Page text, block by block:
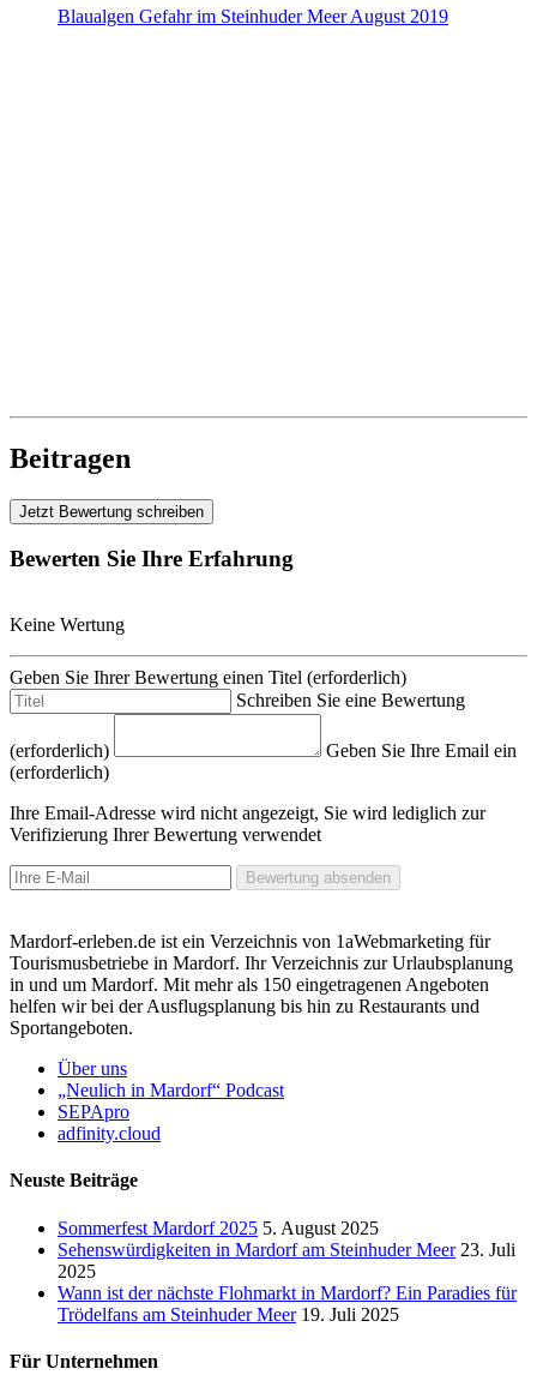
Blaualgen Gefahr im Steinhuder Meer August 2019
Beitragen
Jetzt Bewertung schreiben
Bewerten Sie Ihre Erfahrung
Keine Wertung
Geben Sie Ihrer Bewertung einen Titel (erforderlich)
Schreiben Sie eine Bewertung
(erforderlich)
Geben Sie Ihre Email ein
(erforderlich)
Ihre Email-Adresse wird nicht angezeigt, Sie wird lediglich zur
Verifizierung Ihrer Bewertung verwendet
Bewertung absenden
Mardorf-erleben.de ist ein Verzeichnis von 1aWebmarketing für
Tourismusbetriebe in Mardorf. Ihr Verzeichnis zur Urlaubsplanung
in und um Mardorf. Mit mehr als 150 eingetragenen Angeboten
helfen wir bei der Ausflugsplanung bis hin zu Restaurants und
Sportangeboten.
Über uns
„Neulich in Mardorf“ Podcast
SEPApro
adfinity.cloud
Neuste Beiträge
Sommerfest Mardorf 2025 5. August 2025
Sehenswürdigkeiten in Mardorf am Steinhuder Meer 23. Juli
2025
Wann ist der nächste Flohmarkt in Mardorf? Ein Paradies für
Trödelfans am Steinhuder Meer 19. Juli 2025
Für Unternehmen